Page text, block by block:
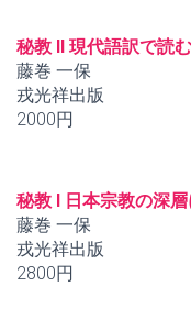
秘教 II 現代語訳で読
藤巻 一保
戎光祥出版
2000円
秘教 I 日本宗教の深
藤巻 一保
戎光祥出版
2800円